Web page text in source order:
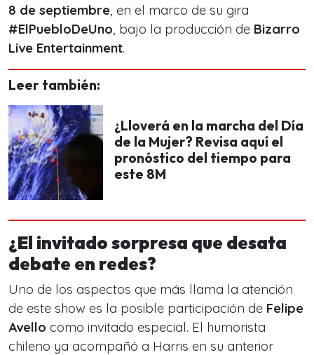
8 de septiembre, en el marco de su gira
#ElPuebloDeUno, bajo la producción de Bizarro
Live Entertainment.
Leer también:
¿Lloverá en la marcha del Día
de la Mujer? Revisa aquí el
pronóstico del tiempo para
este 8M
¿El invitado sorpresa que desata
debate en redes?
Uno de los aspectos que más llama la atención
de este show es la posible participación de Felipe
Avello como invitado especial. El humorista
chileno ya acompañó a Harris en su anterior